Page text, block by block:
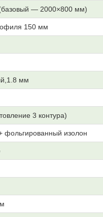
— 2000×800 мм)
150 мм
мм
3 контура)
фольгированный изолон